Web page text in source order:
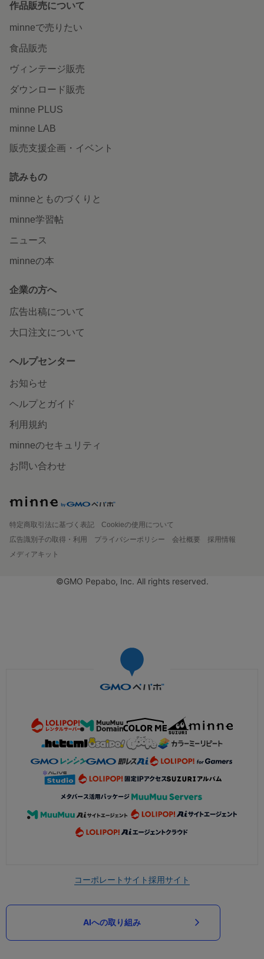
作品販売について
minneで売りたい
食品販売
ヴィンテージ販売
ダウンロード販売
minne PLUS
minne LAB
販売支援企画・イベント
読みもの
minneとものづくりと
minne学習帖
ニュース
minneの本
企業の方へ
広告出稿について
大口注文について
ヘルプセンター
お知らせ
ヘルプとガイド
利用規約
minneのセキュリティ
お問い合わせ
特定商取引法に基づく表記
Cookieの使用について
広告識別子の取得・利用
プライバシーポリシー 会社概要
採用情報
メディアキット
©GMO Pepabo, Inc. All rights reserved.
コーポレートサイト採用サイト
AIへの取り組み